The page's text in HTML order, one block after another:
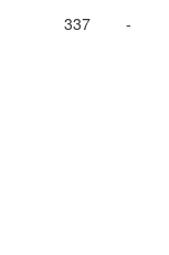
337 -